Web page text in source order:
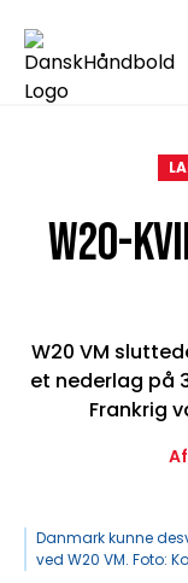
W20-
W20 VM
et nederlag på
Frankrig
Danmark kunne
ved W20 VM. Foto: